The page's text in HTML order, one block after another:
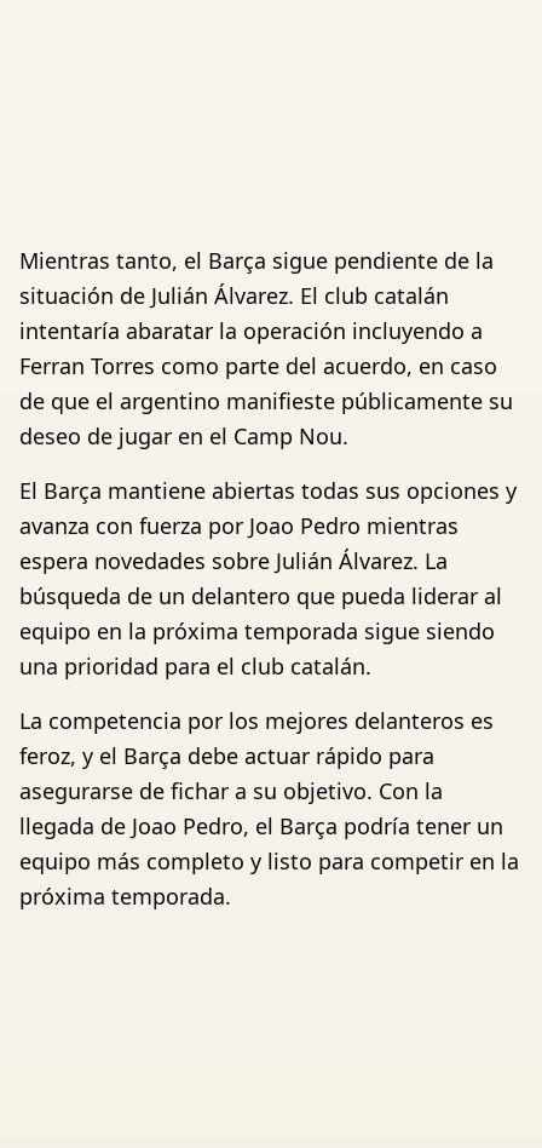
Mientras tanto, el Barça sigue pendiente de la
situación de Julián Álvarez. El club catalán
intentaría abaratar la operación incluyendo a
Ferran Torres como parte del acuerdo, en caso
de que el argentino manifieste públicamente su
deseo de jugar en el Camp Nou.
El Barça mantiene abiertas todas sus opciones y
avanza con fuerza por Joao Pedro mientras
espera novedades sobre Julián Álvarez. La
búsqueda de un delantero que pueda liderar al
equipo en la próxima temporada sigue siendo
una prioridad para el club catalán.
La competencia por los mejores delanteros es
feroz, y el Barça debe actuar rápido para
asegurarse de fichar a su objetivo. Con la
llegada de Joao Pedro, el Barça podría tener un
equipo más completo y listo para competir en la
próxima temporada.